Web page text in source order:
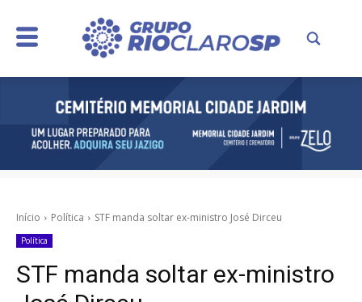
Início Política STF manda soltar ex-ministro José Dirceu
Política
STF manda soltar ex-ministro